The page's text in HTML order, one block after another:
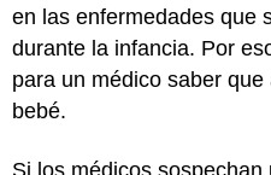
en las enfermedades que
durante la infancia. Por
para un médico saber
bebé.
Si los médicos